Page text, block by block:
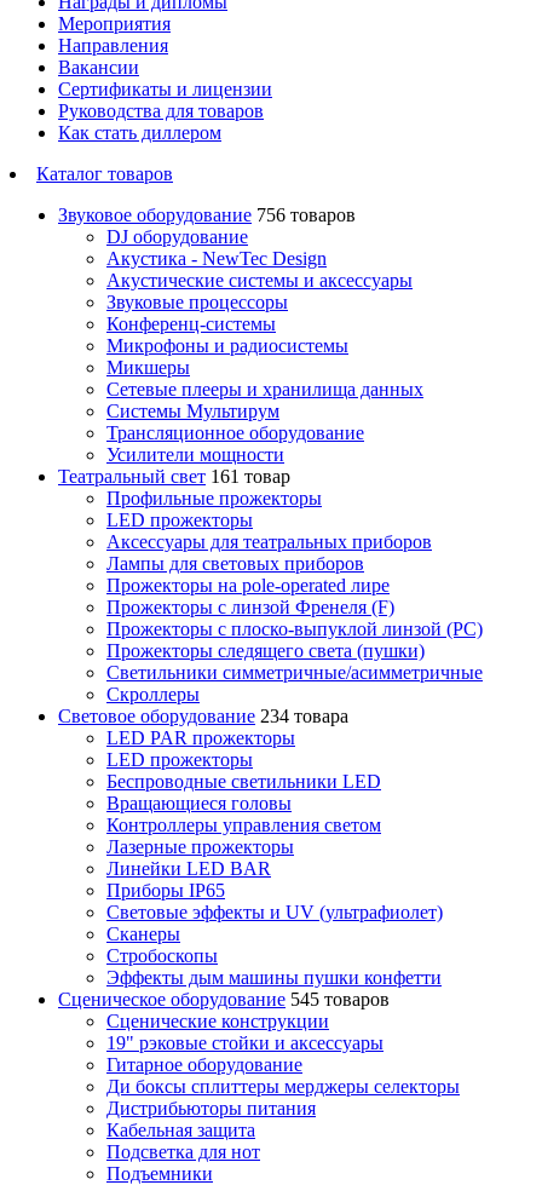
Мероприятия
Направления
Вакансии
Сертификаты и лицензии
Руководства для товаров
Как стать диллером
Каталог товаров
Звуковое оборудование 756 товаров
DJ оборудование
Акустика - NewTec Design
Акустические системы и аксессуары
Звуковые процессоры
Конференц-системы
Микрофоны и радиосистемы
Микшеры
Сетевые плееры и хранилища данных
Системы Мультирум
Трансляционное оборудование
Усилители мощности
Театральный свет 161 товар
Профильные прожекторы
LED прожекторы
Аксессуары для театральных приборов
Лампы для световых приборов
Прожекторы на pole-operated лире
Прожекторы с линзой Френеля (F)
Прожекторы с плоско-выпуклой линзой (PC)
Прожекторы следящего света (пушки)
Светильники симметричные/асимметричные
Скроллеры
Световое оборудование 234 товара
LED PAR прожекторы
LED прожекторы
Беспроводные светильники LED
Вращающиеся головы
Контроллеры управления светом
Лазерные прожекторы
Линейки LED BAR
Приборы IP65
Световые эффекты и UV (ультрафиолет)
Сканеры
Стробоскопы
Эффекты дым машины пушки конфетти
Сценическое оборудование 545 товаров
Сценические конструкции
19" рэковые стойки и аксесcуары
Гитарное оборудование
Ди боксы сплиттеры мерджеры селекторы
Дистрибьюторы питания
Кабельная защита
Подсветка для нот
Подъемники